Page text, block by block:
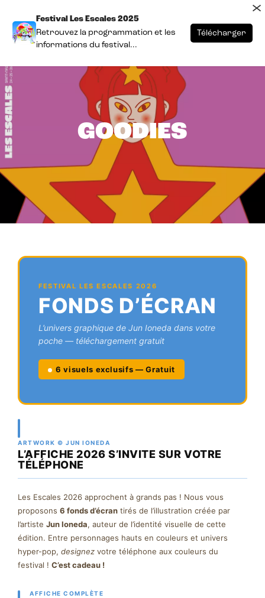
GOODIES
FESTIVAL LES ESCALES 2026
FONDS D’ÉCRAN
L’univers graphique de Jun Ioneda dans votre
poche — téléchargement gratuit
6 visuels exclusifs — Gratuit
ARTWORK © JUN IONEDA
L’AFFICHE 2026 S’INVITE SUR VOTRE
TÉLÉPHONE
Les Escales 2026 approchent à grands pas ! Nous vous
proposons 6 fonds d’écran tirés de l’illustration créée par
l’artiste Jun Ioneda, auteur de l’identité visuelle de cette
édition. Entre personnages hauts en couleurs et univers
hyper-pop, designez votre téléphone aux couleurs du
festival ! C’est cadeau !
AFFICHE COMPLÈTE
Festival Les Escales 2025
Retrouvez la programmation et les
informations du festival...
Télécharger
×